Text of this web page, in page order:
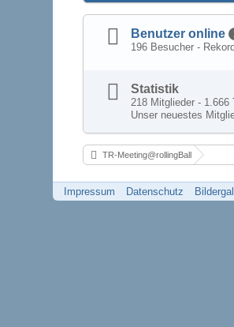
Benutzer online
196 Besucher -
Statistik
218 Mitglieder - 1.666
Unser neuestes
TR-Meeting@rollingBall
Impressum Datenschutz